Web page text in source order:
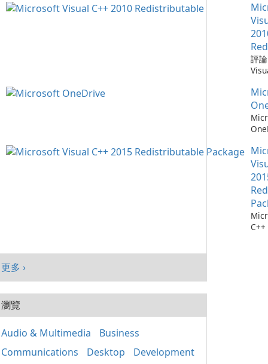
您
容
需
仔
自
會
腦
序
點
它
找
最
擁
務
旨
高
提
入
現
與
面
及
績
瀏
器
全
深
統
加
能
制
目
創
戶
結
現
效
評
by
發
式
程
件
的
365
流
存
成
務
365
及
更多 ›
瀏覽
Audio & Multimedia
Business
Communications
Desktop
Development